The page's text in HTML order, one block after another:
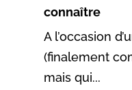
connaître
A l’occasion
(finalement
mais qui...